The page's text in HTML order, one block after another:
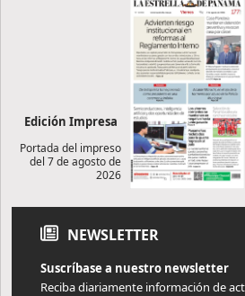
Edición Impresa
Portada del impreso
del 7 de agosto de
2026
NEWSLETTER
Suscríbase a nuestro newsletter
Reciba diariamente información de